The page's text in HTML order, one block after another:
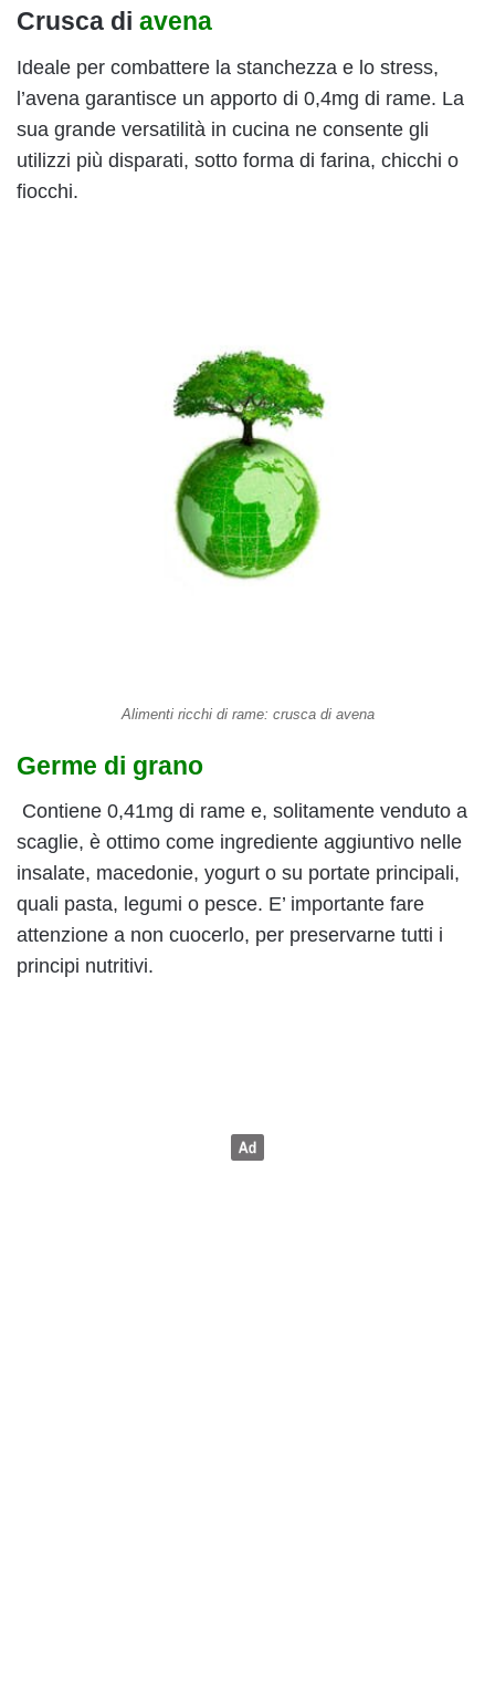
Crusca di avena
Ideale per combattere la stanchezza e lo stress,
l’avena garantisce un apporto di 0,4mg di rame. La
sua grande versatilità in cucina ne consente gli
utilizzi più disparati, sotto forma di farina, chicchi o
fiocchi.
Alimenti ricchi di rame: crusca di avena
Germe di grano
Contiene 0,41mg di rame e, solitamente venduto a
scaglie, è ottimo come ingrediente aggiuntivo nelle
insalate, macedonie, yogurt o su portate principali,
quali pasta, legumi o pesce. E’ importante fare
attenzione a non cuocerlo, per preservarne tutti i
principi nutritivi.